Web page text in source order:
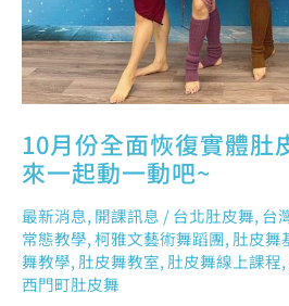
10月份全面恢復實體肚
來一起動一動吧~
最新消息, 開課訊息 /台北肚皮舞, 台
常態教學,柯雅文藝術舞蹈團, 肚皮舞
舞教學, 肚皮舞教室, 肚皮舞線上課程,
西門町肚皮舞
起
動
一
動
吧
~